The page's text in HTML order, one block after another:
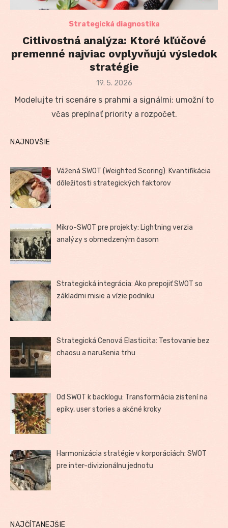
Strategická diagnostika
Citlivostná analýza: Ktoré kľúčové
premenné najviac ovplyvňujú výsledok
stratégie
Posted
19. 5. 2026
Modelujte tri scenáre s prahmi a signálmi; umožní to
včas prepínať priority a rozpočet.
NAJNOVŠIE
Vážená SWOT (Weighted Scoring): Kvantifikácia
dôležitosti strategických faktorov
Mikro-SWOT pre projekty: Lightning verzia
analýzy s obmedzeným časom
Strategická integrácia: Ako prepojiť SWOT so
základmi misie a vízie podniku
Strategická Cenová Elasticita: Testovanie bez
chaosu a narušenia trhu
Od SWOT k backlogu: Transformácia zistení na
epiky, user stories a akčné kroky
Harmonizácia stratégie v korporáciách: SWOT
pre inter-divizionálnu jednotu
NAJČÍTANEJŠIE